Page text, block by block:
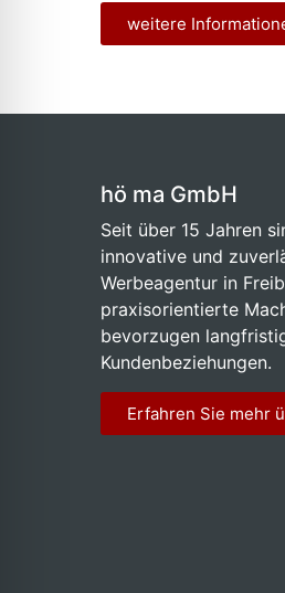
weitere
hö ma GmbH
Seit über 15 Jahren
innovative und
Werbeagentur in
praxisorientierte
bevorzugen
Kundenbeziehungen.
Erfahren Sie mehr